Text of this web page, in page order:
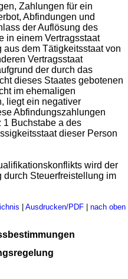
Zahlungen für ein
Abfindungen und
der Auflösung des
in einem Vertragsstaat
dem Tätigkeitsstaat von
Vertragsstaat
der durch das
dieses Staates gebotenen
im ehemaligen
liegt ein negativer
Abfindungszahlungen
1 Buchstabe a des
dieser Person
wird der
durch Steuerfreistellung im
| Ausdrucken/PDF| nach oben